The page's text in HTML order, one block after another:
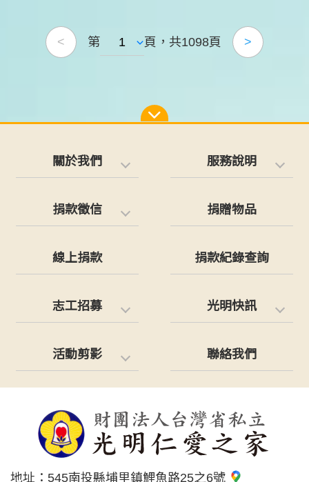
< 第 頁，共1098頁 >
關於我們 服務說明
捐款徵信 捐贈物品
線上捐款 捐款紀錄查詢
志工招募 光明快訊
活動剪影 聯絡我們
地址： 545南投縣埔里鎮鯉魚路25之6號